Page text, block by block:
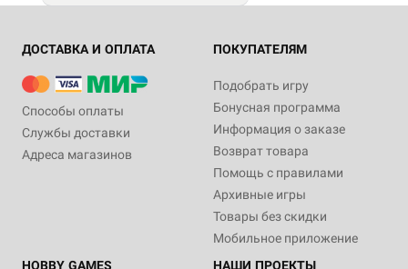
ДОСТАВКА И ОПЛАТА
Способы оплаты
Службы доставки
Адреса магазинов
ПОКУПАТЕЛЯМ
Подобрать игру
Бонусная программа
Информация о заказе
Возврат товара
Помощь с правилами
Архивные игры
Товары без скидки
Мобильное приложение
HOBBY GAMES
НАШИ ПРОЕКТЫ